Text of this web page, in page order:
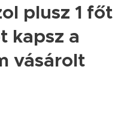
plusz 1 főt
kapsz a
vásárolt